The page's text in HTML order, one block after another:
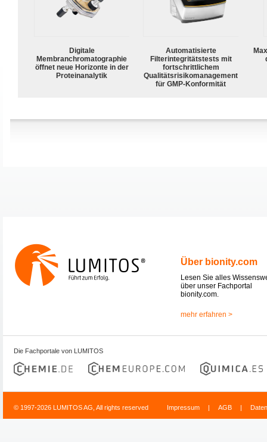
Digitale
Membranchromatographie
öffnet neue Horizonte in der
Proteinanalytik
Automatisierte
Filterintegritätstests mit
fortschrittlichem
Qualitätsrisikomanagement
für GMP-Konformität
Über bionity.com
Lesen Sie alles
über unser Fachportal
bionity.com.
mehr erfahren >
Die Fachportale von LUMITOS
© 1997-2026 LUMITOS AG, All rights reserved Impressum | AGB |